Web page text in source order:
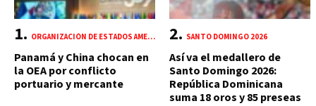
ORGANIZACIÓN DE ESTADOS AMERICANOS (OEA)
Panamá y China chocan en
la OEA por conflicto
portuario y mercante
SANTO DOMINGO 2026
Así va el medallero de
Santo Domingo 2026:
República Dominicana
suma 18 oros y 85 preseas